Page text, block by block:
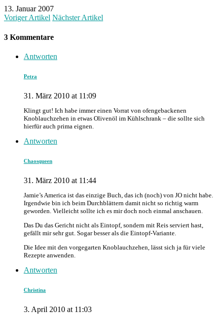
13. Januar 2007
Voriger Artikel Nächster Artikel
3 Kommentare
Antworten
Petra
31. März 2010 at 11:09
Klingt gut! Ich habe immer einen Vorrat von ofengebackenen
Knoblauchzehen in etwas Olivenöl im Kühlschrank – die sollte sich
hierfür auch prima eignen.
Antworten
Chaosqueen
31. März 2010 at 11:44
Jamie’s America ist das einzige Buch, das ich (noch) von JO nicht habe.
Irgendwie bin ich beim Durchblättern damit nicht so richtig warm
geworden. Vielleicht sollte ich es mir doch noch einmal anschauen.
Das Du das Gericht nicht als Eintopf, sondern mit Reis serviert hast,
gefällt mir sehr gut. Sogar besser als die Eintopf-Variante.
Die Idee mit den vorgegarten Knoblauchzehen, lässt sich ja für viele
Rezepte anwenden.
Antworten
Christina
3. April 2010 at 11:03